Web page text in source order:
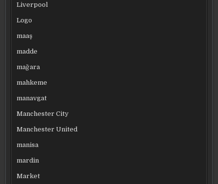
Liverpool
Logo
maaş
madde
mağara
mahkeme
manavgat
Manchester City
Manchester United
manisa
mardin
Market